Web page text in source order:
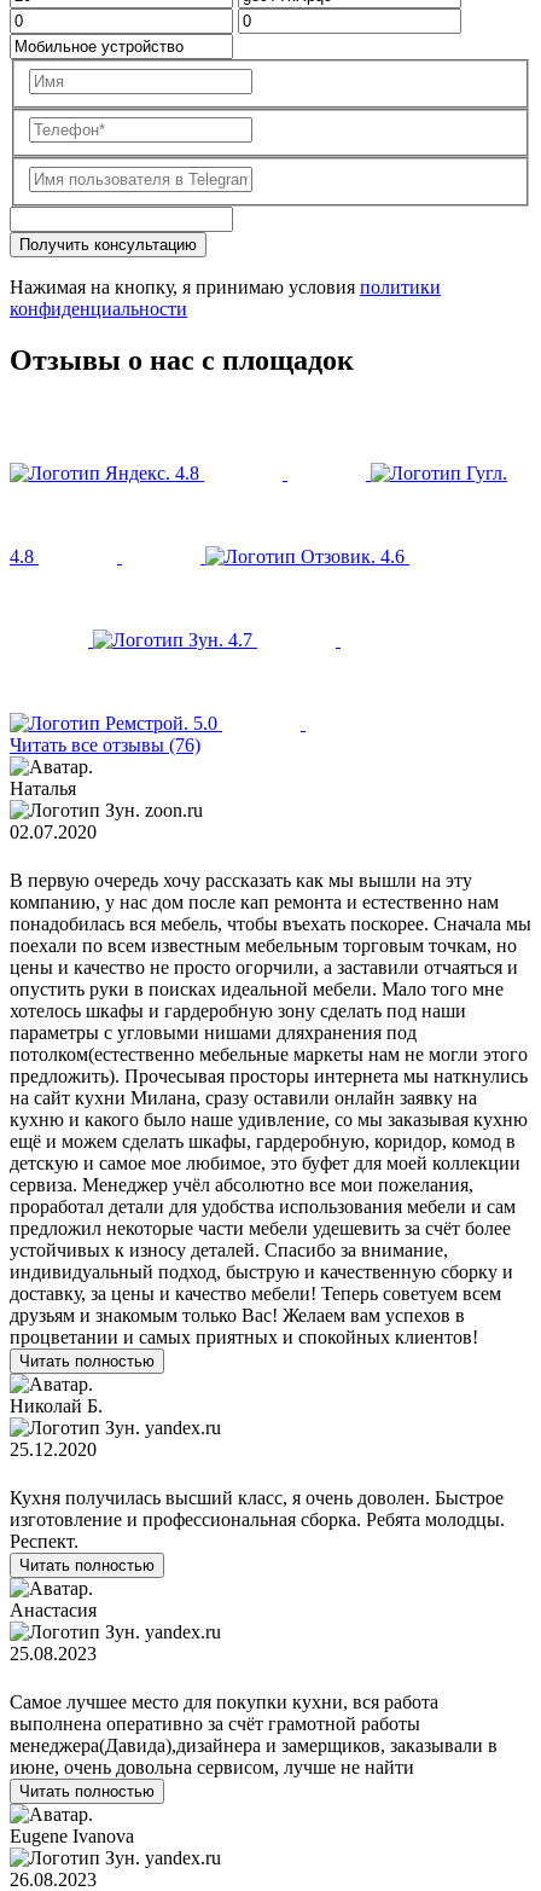
Получить консультацию
Нажимая на кнопку, я принимаю условия политики
конфиденциальности
Отзывы о нас с площадок
4.8
4.8 4.6
4.7
5.0
Читать все отзывы (76)
Наталья
zoon.ru
02.07.2020
В первую очередь хочу рассказать как мы вышли на эту
компанию, у нас дом после кап ремонта и естественно нам
понадобилась вся мебель, чтобы въехать поскорее. Сначала мы
поехали по всем известным мебельным торговым точкам, но
цены и качество не просто огорчили, а заставили отчаяться и
опустить руки в поисках идеальной мебели. Мало того мне
хотелось шкафы и гардеробную зону сделать под наши
параметры с угловыми нишами дляхранения под
потолком(естественно мебельные маркеты нам не могли этого
предложить). Прочесывая просторы интернета мы наткнулись
на сайт кухни Милана, сразу оставили онлайн заявку на
кухню и какого было наше удивление, со мы заказывая кухню
ещё и можем сделать шкафы, гардеробную, коридор, комод в
детскую и самое мое любимое, это буфет для моей коллекции
сервиза. Менеджер учёл абсолютно все мои пожелания,
проработал детали для удобства использования мебели и сам
предложил некоторые части мебели удешевить за счёт более
устойчивых к износу деталей. Спасибо за внимание,
индивидуальный подход, быструю и качественную сборку и
доставку, за цены и качество мебели! Теперь советуем всем
друзьям и знакомым только Вас! Желаем вам успехов в
процветании и самых приятных и спокойных клиентов!
Читать полностью
Николай Б.
yandex.ru
25.12.2020
Кухня получилась высший класс, я очень доволен. Быстрое
изготовление и профессиональная сборка. Ребята молодцы.
Респект.
Читать полностью
Анастасия
yandex.ru
25.08.2023
Самое лучшее место для покупки кухни, вся работа
выполнена оперативно за счёт грамотной работы
менеджера(Давида),дизайнера и замерщиков, заказывали в
июне, очень довольна сервисом, лучше не найти
Читать полностью
Eugene Ivanova
yandex.ru
26.08.2023